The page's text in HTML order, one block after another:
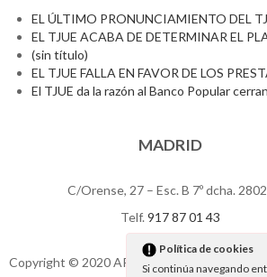
EL ÚLTIMO PRONUNCIAMIENTO DEL
EL TJUE ACABA DE DETERMINAR EL
(sin título)
EL TJUE FALLA EN FAVOR DE LOS
El TJUE da la razón al Banco Popular
MADRID
C/Orense, 27 – Esc. B 7º dcha.
Telf.917 87 01 43
Copyright © 2020 APABANC All rights
Política de cookies
Si continúa navegando